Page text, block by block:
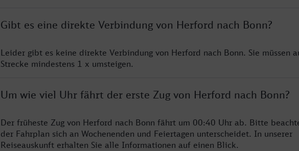
Gibt es eine direkte Verbindung von Herford nach Bonn?
Leider gibt es keine direkte Verbindung von Herford nach Bonn. Sie müssen
Strecke mindestens 1 x umsteigen.
Um wie viel Uhr fährt der erste Zug von Herford nach Bonn?
Der früheste Zug von Herford nach Bonn fährt um 00:40 Uhr ab. Bitte
der Fahrplan sich an Wochenenden und Feiertagen unterscheidet. In unserer
Reiseauskunft erhalten Sie alle Informationen auf einen Blick.